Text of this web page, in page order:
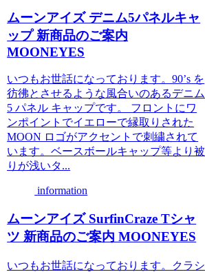
ムーンアイズ デニム5パネルキャ
ップ 新商品のご案内
MOONEYES
いつもお世話になっております。90’s を
彷彿とさせるような風合いのあるデニム
5 パネル キャップです。 フロントにワ
ンポイントでイエローで縁取りされた
MOON ロゴがアクセントで刺繍されて
います。ベースボールキャップ等より被
りが浅いタ...
information
ムーンアイズ SurfinCraze Tシャ
ツ 新商品のご案内 MOONEYES
いつもお世話になっております。クラシ